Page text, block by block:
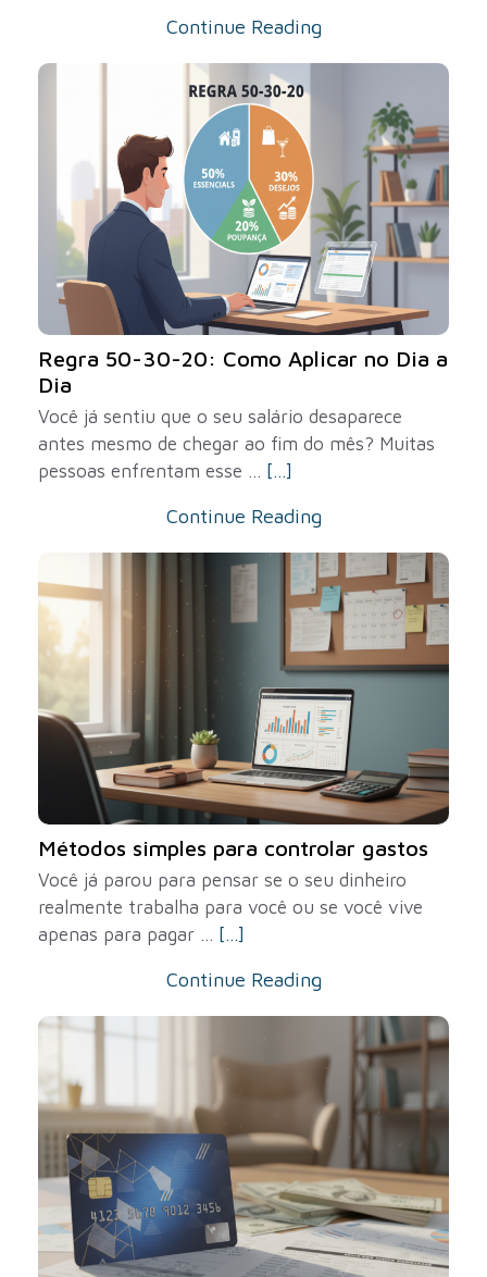
Continue Reading
Regra 50-30-20: Como Aplicar no Dia a
Dia
Você já sentiu que o seu salário desaparece
antes mesmo de chegar ao fim do mês? Muitas
pessoas enfrentam esse ... [...]
Continue Reading
Métodos simples para controlar gastos
Você já parou para pensar se o seu dinheiro
realmente trabalha para você ou se você vive
apenas para pagar ... [...]
Continue Reading